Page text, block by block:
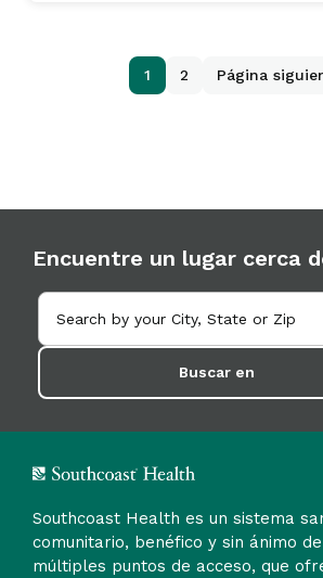
1 2 Página
Encuentre un lugar cerca
Buscar en
Southcoast Health es un sistema
comunitario, benéfico y sin ánimo
múltiples puntos de acceso, que